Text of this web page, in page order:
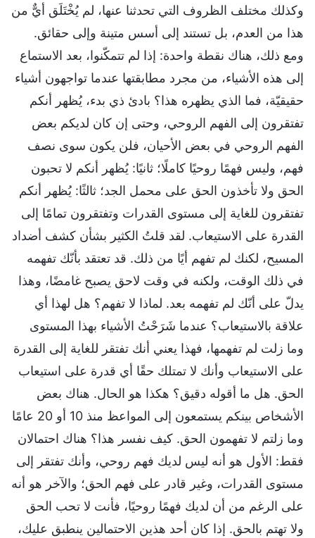
وكذلك مختلف الظروف التي تحدثنا عنها، لم يُخْتَلَق أيٌّ من
هذا من العدم، بل تستند إلى أسس متينة وإلى حقائق.
ومع ذلك، هناك نقطة واحدة: إذا لم تتمكّنوا، بعد الاستماع
إلى هذه الأشياء، من مجرد مطابقتها عندما تواجهون أشياء
حقيقيّة، فما الذي يظهره هذا؟ بادئ ذي بدء، يُظهر أنكم
تفتقرون إلى الفهم الروحي، وحتى إن كان لديكم بعض
الفهم الروحي في بعض الأحيان، فلن يكون سوى نصف
فهم، وليس فهمًا روحيًا كاملًا؛ ثانيًا: يُظهر أنكم لا تحبون
الحق ولا تأخذون الحق على محمل الجد؛ ثالثًا: يُظهر أنكم
تفتقرون للغاية إلى مستوى القدرات وتفتقرون تمامًا إلى
القدرة على الاستيعاب. لقد قلتُ الكثير بشأن كشف أضداد
المسيح، لكنك لم تفهم أيًا من ذلك. قد تعتقد بأنّك تفهمه
في ذلك الوقت، ولكنه في وقت لاحق يصبح غامضًا، وهذا
يدلّ على أنّك لم تفهمه بعد. لماذا لا تفهم؟ هل لهذا أي
علاقة بالاستيعاب؟ عندما شَرَحْتُ الأشياء بهذا المستوى
وما زلت لم تفهمها، فهذا يعني أنك تفتقر للغاية إلى القدرة
على الاستيعاب وأنك لا تمتلك حقًا أي قدرة على استيعاب
الحق. هل ما أقوله دقيق؟ هكذا هو الحال. هناك بعض
الأشخاص بينكم يستمعون إلى المواعظ منذ 10 أو 20 عامًا
وما زلتم لا تفهمون الحق. كيف نفسر هذا؟ هناك احتمالان
فقط: الأول هو أنه ليس لديك فهم روحي، وأنك تفتقر إلى
مستوى القدرات، وغير قادر على فهم الحق؛ والآخر هو أنه
على الرغم من أن لديك فهمًا روحيًا، فأنت لا تحب الحق
ولا تهتم بالحق. إذا كان أحد هذين الاحتمالين ينطبق عليك،